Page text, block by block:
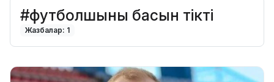
#футболшының басын тікті
Жазбалар: 1